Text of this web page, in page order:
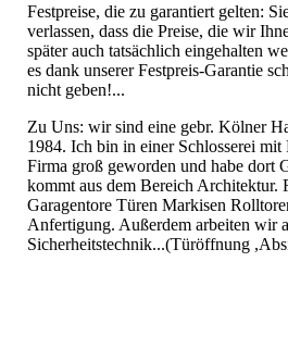
Festpreise, die zu garantiert gelten:
verlassen, dass die Preise, die wir
später auch tatsächlich eingehalten
es dank unserer Festpreis-Garantie
nicht geben!...
Zu Uns: wir sind eine gebr. Kölner
1984. Ich bin in einer Schlosserei mit
Firma groß geworden und habe dort
kommt aus dem Bereich Architektur.
Garagentore Türen Markisen
Anfertigung. Außerdem arbeiten wir
Sicherheitstechnik...(Türöffnung